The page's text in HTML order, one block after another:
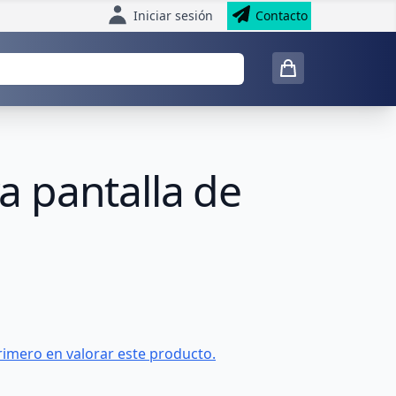
Iniciar sesión Contacto
pantalla de
en valorar este producto.